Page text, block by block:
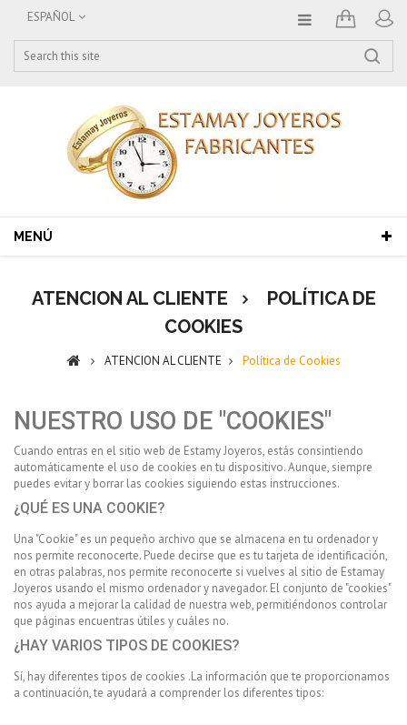
ESPAÑOL
MENÚ
ATENCION AL CLIENTE
POLÍTICA DE
COOKIES
ATENCION AL CLIENTE Política de Cookies
NUESTRO USO DE "COOKIES"
Cuando entras en el sitio web de Estamy Joyeros, estás consintiendo
automáticamente el uso de cookies en tu dispositivo. Aunque, siempre
puedes evitar y borrar las cookies siguiendo estas instrucciones.
¿QUÉ ES UNA COOKIE?
Una "Cookie" es un pequeño archivo que se almacena en tu ordenador y
nos permite reconocerte. Puede decirse que es tu tarjeta de identificación,
en otras palabras, nos permite reconocerte si vuelves al sitio de Estamay
Joyeros usando el mismo ordenador y navegador. El conjunto de "cookies"
nos ayuda a mejorar la calidad de nuestra web, permitiéndonos controlar
que páginas encuentras útiles y cuáles no.
¿HAY VARIOS TIPOS DE COOKIES?
Sí, hay diferentes tipos de cookies .La información que te proporcionamos
a continuación, te ayudará a comprender los diferentes tipos: